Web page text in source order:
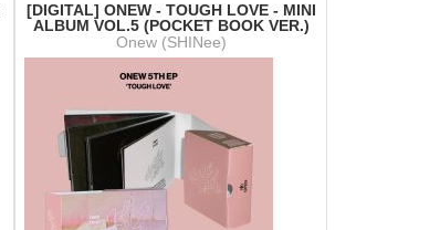
[DIGITAL] ONEW - TOUGH LOVE - MINI
ALBUM VOL.5 (POCKET BOOK VER.)
Onew (SHINee)